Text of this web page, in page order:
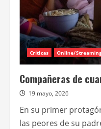
Críticas Online/
Compañeras de
19 mayo, 2026
En su primer
las peores de su